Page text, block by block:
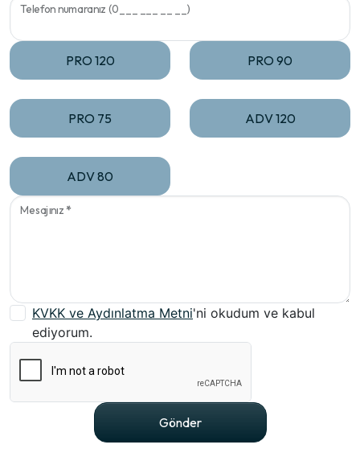
Telefon numaranız (0___ ___ __ __)
PRO 120 PRO 90
PRO 75 ADV 120
ADV 80
Mesajınız*
KVKK ve Aydınlatma Metni'ni okudum ve kabul
ediyorum.
Gönder